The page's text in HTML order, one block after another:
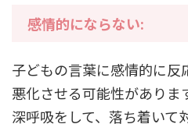
感情的にならない:
子どもの言葉に感情的に反
悪化させる可能性がありま
深呼吸をして、落ち着いて